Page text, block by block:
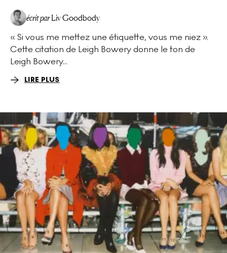
écrit par Liv Goodbody
« Si vous me mettez une étiquette, vous me niez ».
Cette citation de Leigh Bowery donne le ton de
Leigh Bowery...
LIRE PLUS